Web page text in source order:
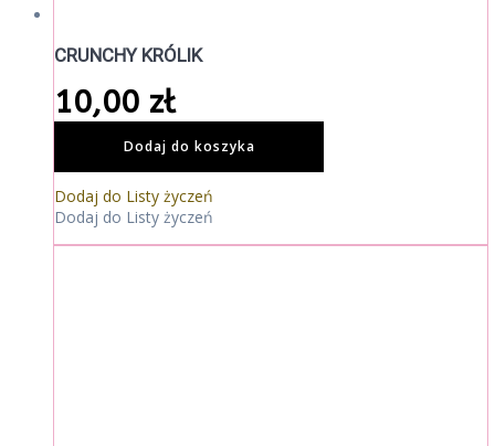
CRUNCHY KRÓLIK
10,00 zł
Dodaj do koszyka
Dodaj do Listy życzeń
Dodaj do Listy życzeń